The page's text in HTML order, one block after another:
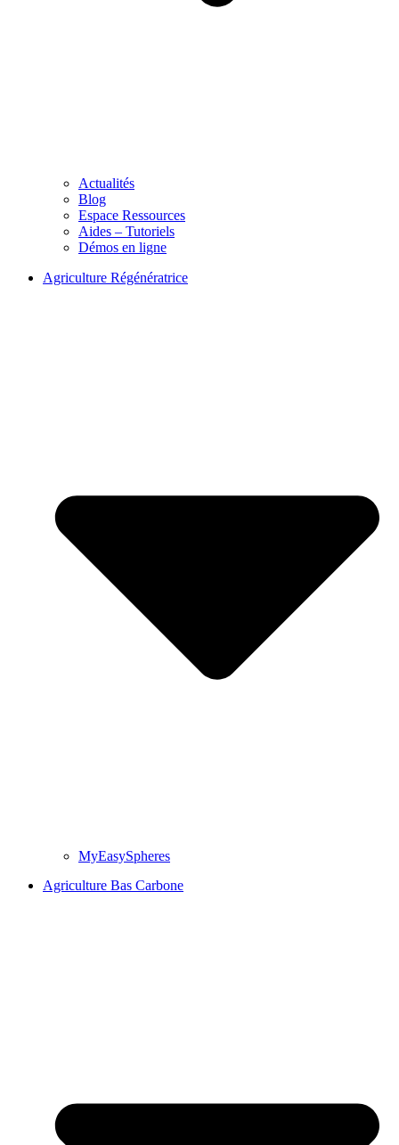
Actualités
Blog
Espace Ressources
Aides – Tutoriels
Démos en ligne
Agriculture Régénératrice
MyEasySpheres
Agriculture Bas Carbone